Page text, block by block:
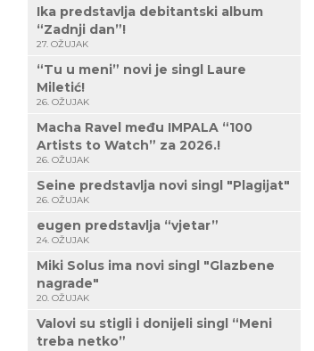
Ika predstavlja debitantski album
“Zadnji dan”!
27. OŽUJAK
“Tu u meni” novi je singl Laure
Miletić!
26. OŽUJAK
Macha Ravel među IMPALA “100
Artists to Watch” za 2026.!
26. OŽUJAK
Seine predstavlja novi singl "Plagijat"
26. OŽUJAK
eugen predstavlja “vjetar”
24. OŽUJAK
Miki Solus ima novi singl "Glazbene
nagrade"
20. OŽUJAK
Valovi su stigli i donijeli singl “Meni
treba netko”